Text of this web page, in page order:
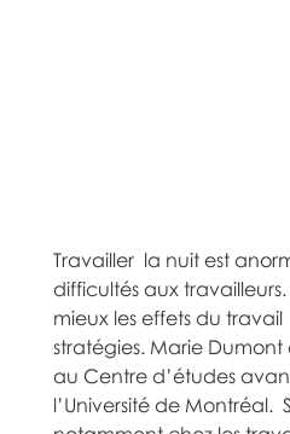
Travailler  la nuit est
difficultés aux
mieux les effets du travail
stratégies. Marie
au Centre d’études
l’Université de Montréal.